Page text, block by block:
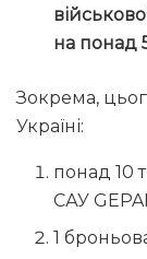
на понад
Зокрема,
Україні:
понад 10
САУ
1